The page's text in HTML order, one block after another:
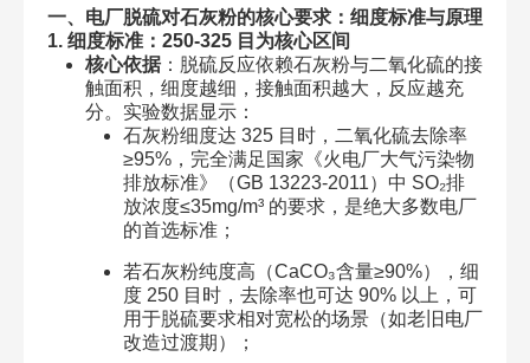
一、电厂脱硫对石灰粉的核心要求：细度标准与原理
1. 细度标准：250-325 目为核心区间
核心依据：脱硫反应依赖石灰粉与二氧化硫的接
触面积，细度越细，接触面积越大，反应越充
分。实验数据显示：
石灰粉细度达 325 目时，二氧化硫去除率
≥95%，完全满足国家《火电厂大气污染物
排放标准》（GB 13223-2011）中 SO₂排
放浓度≤35mg/m³ 的要求，是绝大多数电厂
的首选标准；
若石灰粉纯度高（CaCO₃含量≥90%），细
度 250 目时，去除率也可达 90% 以上，可
用于脱硫要求相对宽松的场景（如老旧电厂
改造过渡期）；